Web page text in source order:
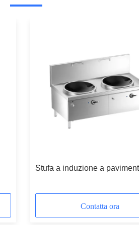
Stufa a induzione a
Contatta ora